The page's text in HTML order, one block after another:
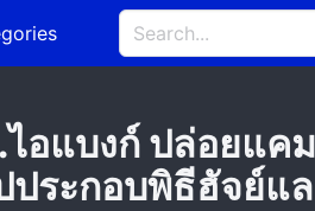
อแบงก์ ปล่อยแค
ประกอบพิธีฮัจย์แ